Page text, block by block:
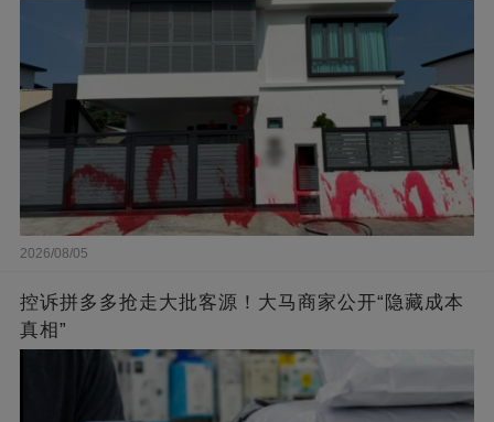
2026/08/05
控诉拼多多抢走大批客源！大马商家公开“隐藏成本
真相”